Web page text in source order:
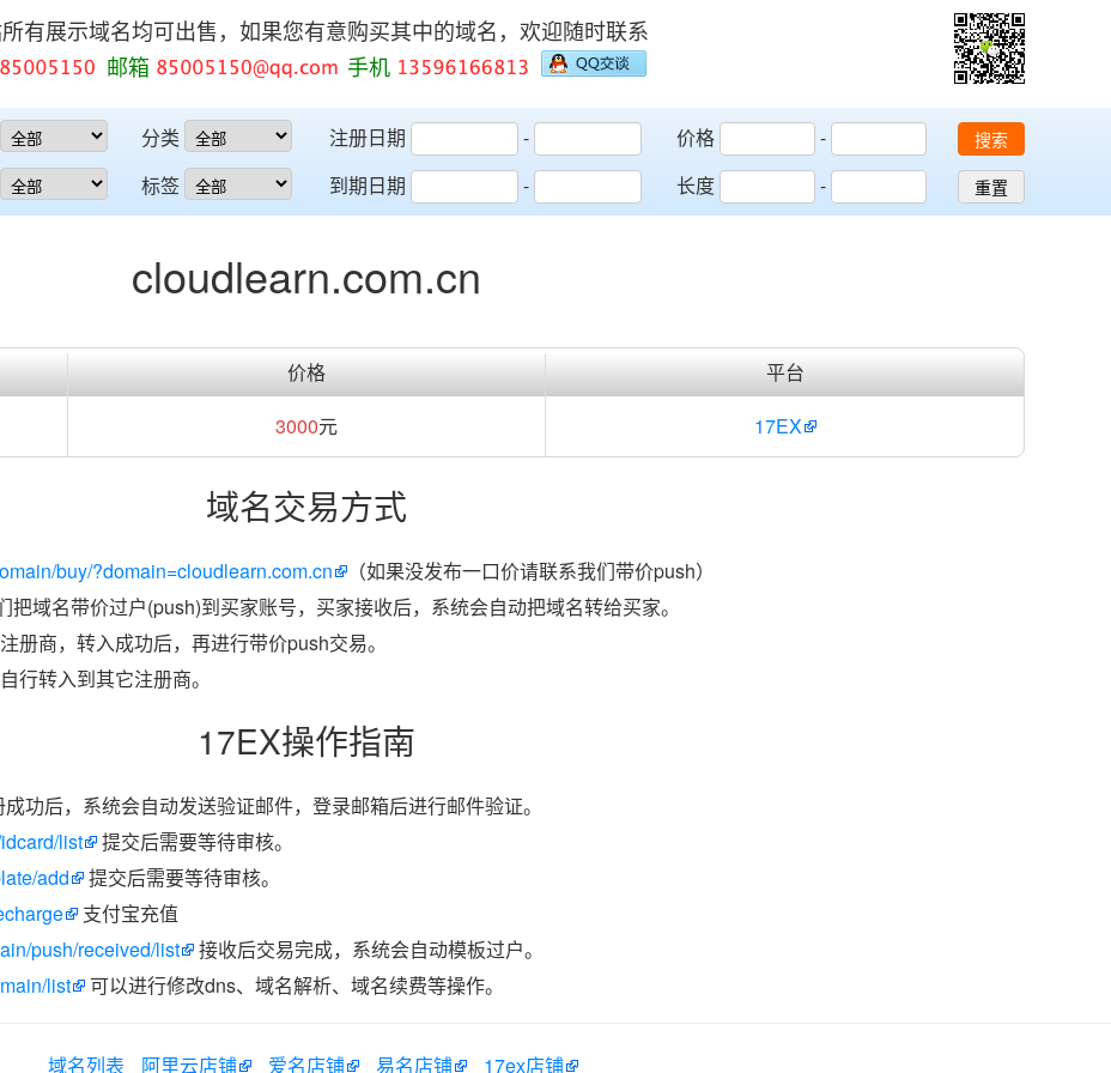
有展示域名均可出售，如果您有意购买其中的域名，欢迎随时联系
邮箱 手机
分类
标签
注册日期
-
到期日期
-
价格
-
长度
-
搜索
重置
cloudlearn.com.cn
价格
平台
3000元 17EX
域名交易方式
buy/?domain=cloudlearn.com.cn
（如果没发布一口价请联系我们带价push）
域名带价过户(push)到买家账号，买家接收后，系统会自动把域名转给买家。
册商，转入成功后，再进行带价push交易。
行转入到其它注册商。
17EX操作指南
成功后，系统会自动发送验证邮件，登录邮箱后进行邮件验证。
list
提交后需要等待审核。
add
提交后需要等待审核。
支付宝充值
push/received/list
接收后交易完成，系统会自动模板过户。
list 可以进行修改dns、域名解析、域名续费等操作。
域名列表 阿里云店铺 爱名店铺 易名店铺 17ex店铺